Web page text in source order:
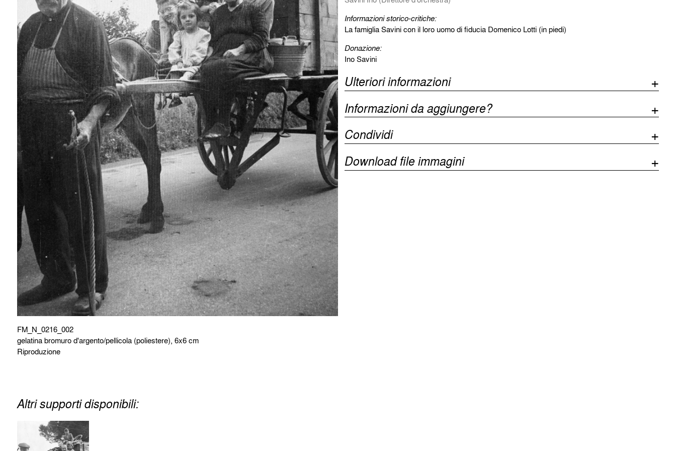
FM_N_0216_002
gelatina bromuro d'argento/pellicola (poliestere), 6x6 cm
Riproduzione
Informazioni storico-critiche:
La famiglia Savini con il loro uomo di fiducia Domenico Lotti (in piedi)
Donazione:
Ino Savini
Ulteriori informazioni
Informazioni da aggiungere?
Condividi
Download file immagini
Altri supporti disponibili: